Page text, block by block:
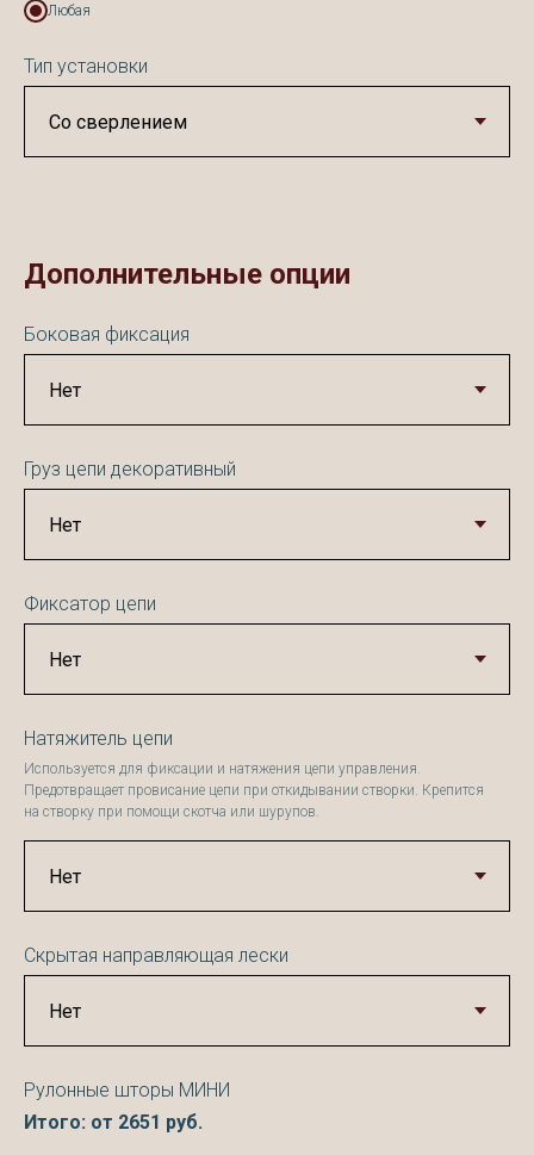
Любая
Тип установки
Дополнительные опции
Боковая фиксация
Груз цепи декоративный
Фиксатор цепи
Натяжитель цепи
Используется для фиксации и натяжения цепи управления.
Предотвращает провисание цепи при откидывании створки. Крепится
на створку при помощи скотча или шурупов.
Скрытая направляющая лески
Рулонные шторы МИНИ
Итого: от 2651 руб.